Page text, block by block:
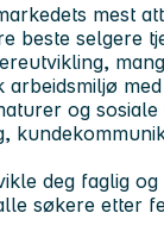
mest
beste selgere
arbeidsmiljø
og
deg faglig
søkere etter